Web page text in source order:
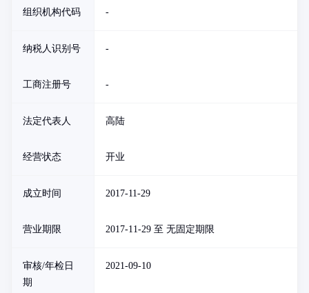
组织机构代码 -
纳税人识别号 -
工商注册号 -
法定代表人 高陆
经营状态 开业
成立时间 2017-11-29
营业期限 2017-11-29 至 无固定期限
审核/年检日
期
2021-09-10